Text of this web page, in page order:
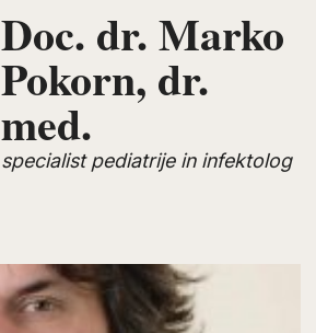
Doc. dr. Marko
Pokorn, dr.
med.
specialist pediatrije in infektolog